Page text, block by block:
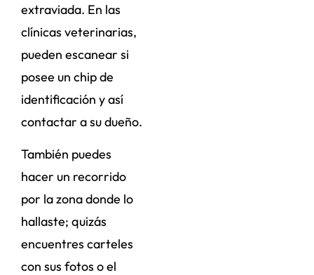
extraviada. En las
clínicas veterinarias,
pueden escanear si
posee un chip de
identificación y así
contactar a su dueño.
También puedes
hacer un recorrido
por la zona donde lo
hallaste; quizás
encuentres carteles
con sus fotos o el